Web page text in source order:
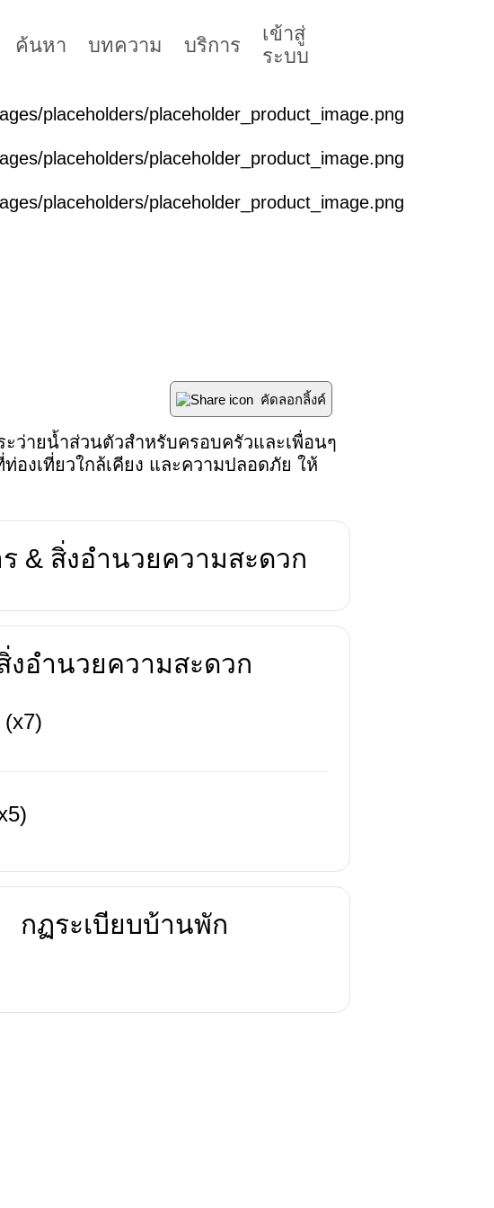
ค้นหา บทความ บริการ
เข้าสู่
ระบบ
คัดลอกลิ้งค์
ว่ายน้ำส่วนตัวสำหรับครอบครัวและเพื่อนๆ
งเที่ยวใกล้เคียง และความปลอดภัย ให้
& สิ่งอำนวยความสะดวก
งอำนวยความสะดวก
กฏระเบียบบ้านพัก